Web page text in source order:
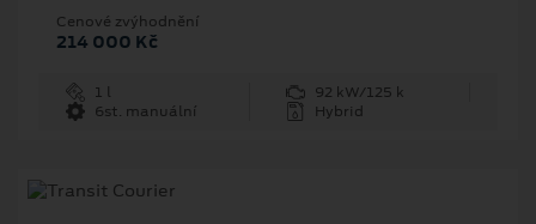
Cenové zvýhodnění
214 000 Kč
1 l
92 kW/125 k
6st. manuální
Hybrid